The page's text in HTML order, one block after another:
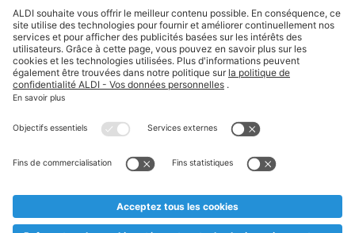
Suivez ALDI Belgique
Textes marqués d'un astérisque et mentions légales
* Nous vendons ces articles temporairement et jusqu'à
au cas où, malgré le planning bien étudié, nous serions
prématurément en rupture de stock. Prix Recupel et TVA incl.
** Sur ce site, l’utilisation de la forme masculine a été adoptée